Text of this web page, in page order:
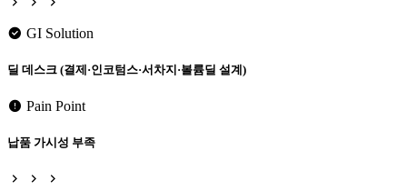
GI Solution
딜 데스크 (결제·인코텀스·서차지·볼륨딜 설계)
Pain Point
납품 가시성 부족